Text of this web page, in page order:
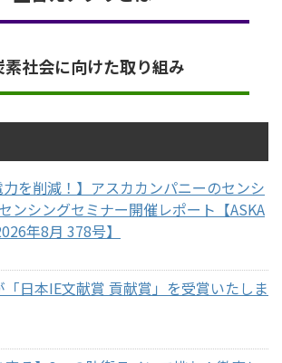
素社会に向けた取り組み
力を削減！】アスカカンパニーのセンシ
ンシングセミナー開催レポート【ASKA
年8月 378号】
日本IE文献賞 貢献賞」を受賞いたしま